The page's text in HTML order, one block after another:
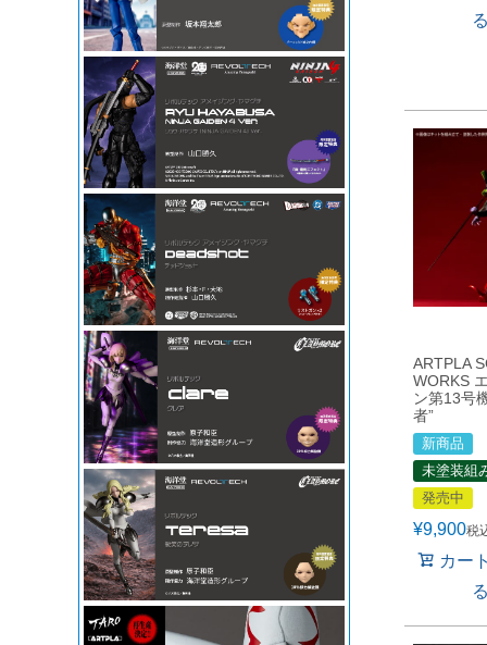
ARTPLA
WORKS
ン第13号
者”
新商品
未塗装組
発売中
¥9,900税
カー